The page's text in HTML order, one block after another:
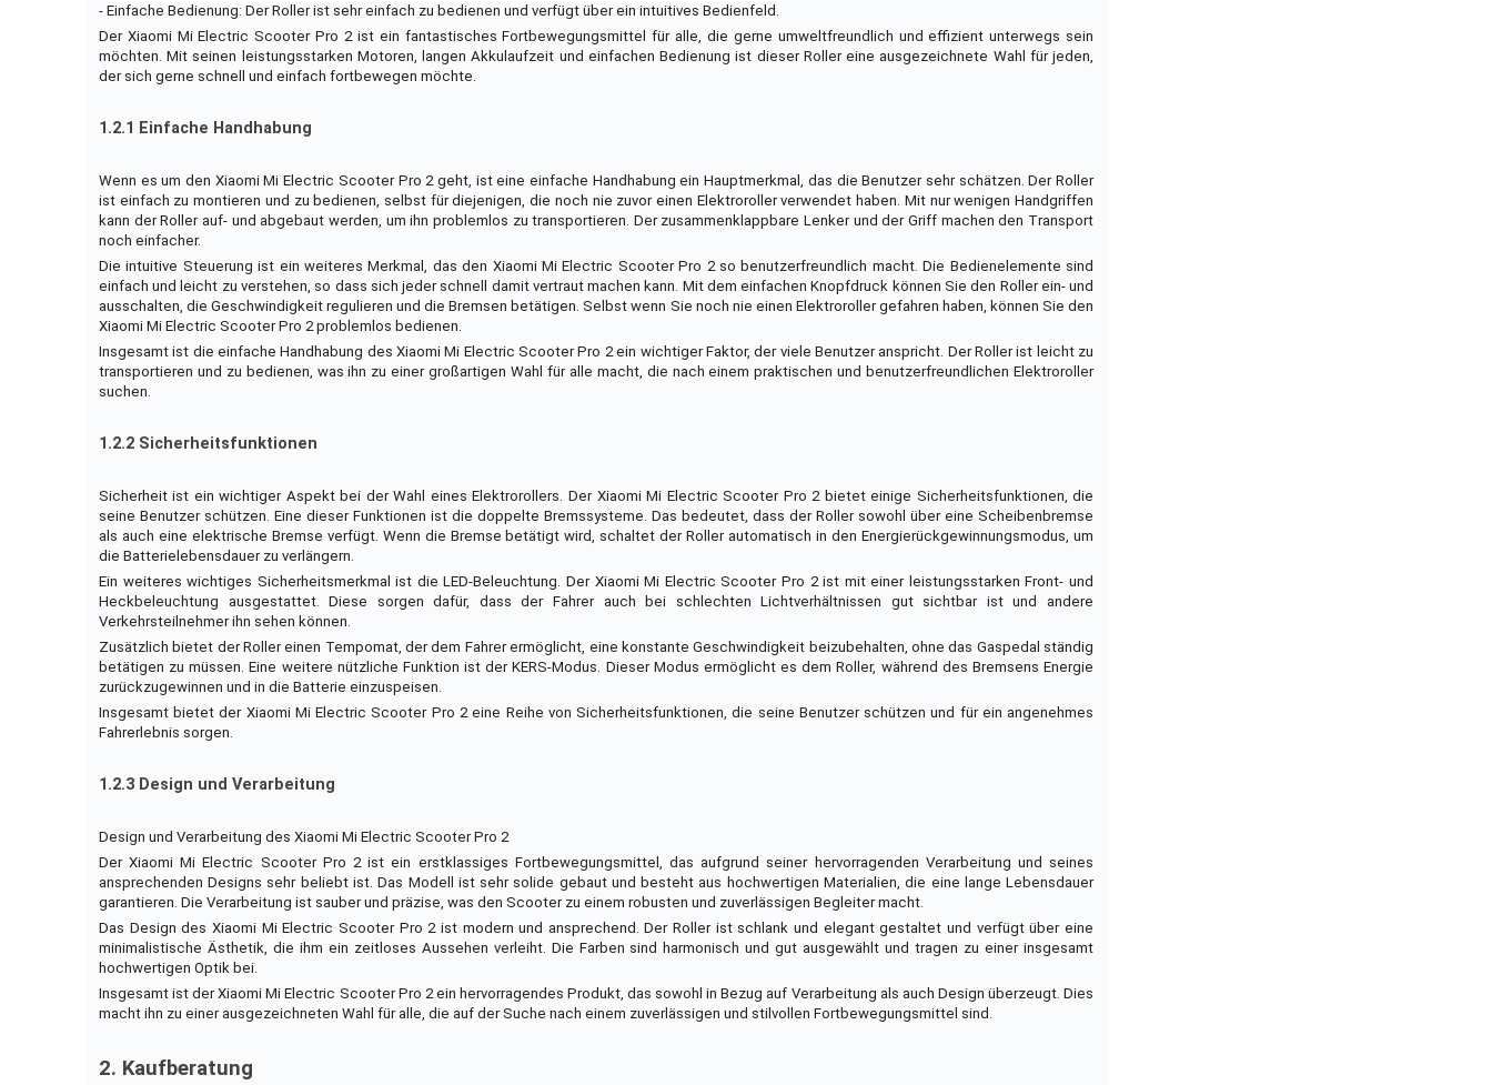
- Einfache Bedienung: Der Roller ist sehr einfach zu bedienen und verfügt über ein intuitives Bedienfeld.
Der Xiaomi Mi Electric Scooter Pro 2 ist ein fantastisches Fortbewegungsmittel für alle, die gerne umweltfreundlich und effizient unterwegs sein
möchten. Mit seinen leistungsstarken Motoren, langen Akkulaufzeit und einfachen Bedienung ist dieser Roller eine ausgezeichnete Wahl für jeden,
der sich gerne schnell und einfach fortbewegen möchte.
1.2.1 Einfache Handhabung
Wenn es um den Xiaomi Mi Electric Scooter Pro 2 geht, ist eine einfache Handhabung ein Hauptmerkmal, das die Benutzer sehr schätzen. Der Roller
ist einfach zu montieren und zu bedienen, selbst für diejenigen, die noch nie zuvor einen Elektroroller verwendet haben. Mit nur wenigen Handgriffen
kann der Roller auf- und abgebaut werden, um ihn problemlos zu transportieren. Der zusammenklappbare Lenker und der Griff machen den Transport
noch einfacher.
Die intuitive Steuerung ist ein weiteres Merkmal, das den Xiaomi Mi Electric Scooter Pro 2 so benutzerfreundlich macht. Die Bedienelemente sind
einfach und leicht zu verstehen, so dass sich jeder schnell damit vertraut machen kann. Mit dem einfachen Knopfdruck können Sie den Roller ein- und
ausschalten, die Geschwindigkeit regulieren und die Bremsen betätigen. Selbst wenn Sie noch nie einen Elektroroller gefahren haben, können Sie den
Xiaomi Mi Electric Scooter Pro 2 problemlos bedienen.
Insgesamt ist die einfache Handhabung des Xiaomi Mi Electric Scooter Pro 2 ein wichtiger Faktor, der viele Benutzer anspricht. Der Roller ist leicht zu
transportieren und zu bedienen, was ihn zu einer großartigen Wahl für alle macht, die nach einem praktischen und benutzerfreundlichen Elektroroller
suchen.
1.2.2 Sicherheitsfunktionen
Sicherheit ist ein wichtiger Aspekt bei der Wahl eines Elektrorollers. Der Xiaomi Mi Electric Scooter Pro 2 bietet einige Sicherheitsfunktionen, die
seine Benutzer schützen. Eine dieser Funktionen ist die doppelte Bremssysteme. Das bedeutet, dass der Roller sowohl über eine Scheibenbremse
als auch eine elektrische Bremse verfügt. Wenn die Bremse betätigt wird, schaltet der Roller automatisch in den Energierückgewinnungsmodus, um
die Batterielebensdauer zu verlängern.
Ein weiteres wichtiges Sicherheitsmerkmal ist die LED-Beleuchtung. Der Xiaomi Mi Electric Scooter Pro 2 ist mit einer leistungsstarken Front- und
Heckbeleuchtung ausgestattet. Diese sorgen dafür, dass der Fahrer auch bei schlechten Lichtverhältnissen gut sichtbar ist und andere
Verkehrsteilnehmer ihn sehen können.
Zusätzlich bietet der Roller einen Tempomat, der dem Fahrer ermöglicht, eine konstante Geschwindigkeit beizubehalten, ohne das Gaspedal ständig
betätigen zu müssen. Eine weitere nützliche Funktion ist der KERS-Modus. Dieser Modus ermöglicht es dem Roller, während des Bremsens Energie
zurückzugewinnen und in die Batterie einzuspeisen.
Insgesamt bietet der Xiaomi Mi Electric Scooter Pro 2 eine Reihe von Sicherheitsfunktionen, die seine Benutzer schützen und für ein angenehmes
Fahrerlebnis sorgen.
1.2.3 Design und Verarbeitung
Design und Verarbeitung des Xiaomi Mi Electric Scooter Pro 2
Der Xiaomi Mi Electric Scooter Pro 2 ist ein erstklassiges Fortbewegungsmittel, das aufgrund seiner hervorragenden Verarbeitung und seines
ansprechenden Designs sehr beliebt ist. Das Modell ist sehr solide gebaut und besteht aus hochwertigen Materialien, die eine lange Lebensdauer
garantieren. Die Verarbeitung ist sauber und präzise, was den Scooter zu einem robusten und zuverlässigen Begleiter macht.
Das Design des Xiaomi Mi Electric Scooter Pro 2 ist modern und ansprechend. Der Roller ist schlank und elegant gestaltet und verfügt über eine
minimalistische Ästhetik, die ihm ein zeitloses Aussehen verleiht. Die Farben sind harmonisch und gut ausgewählt und tragen zu einer insgesamt
hochwertigen Optik bei.
Insgesamt ist der Xiaomi Mi Electric Scooter Pro 2 ein hervorragendes Produkt, das sowohl in Bezug auf Verarbeitung als auch Design überzeugt. Dies
macht ihn zu einer ausgezeichneten Wahl für alle, die auf der Suche nach einem zuverlässigen und stilvollen Fortbewegungsmittel sind.
2. Kaufberatung